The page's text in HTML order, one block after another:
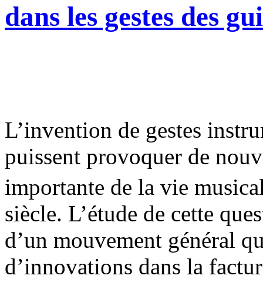
dans les gestes des
L’invention de gestes
puissent provoquer de
importante de la vie
siècle. L’étude de cette
d’un mouvement général
d’innovations dans la